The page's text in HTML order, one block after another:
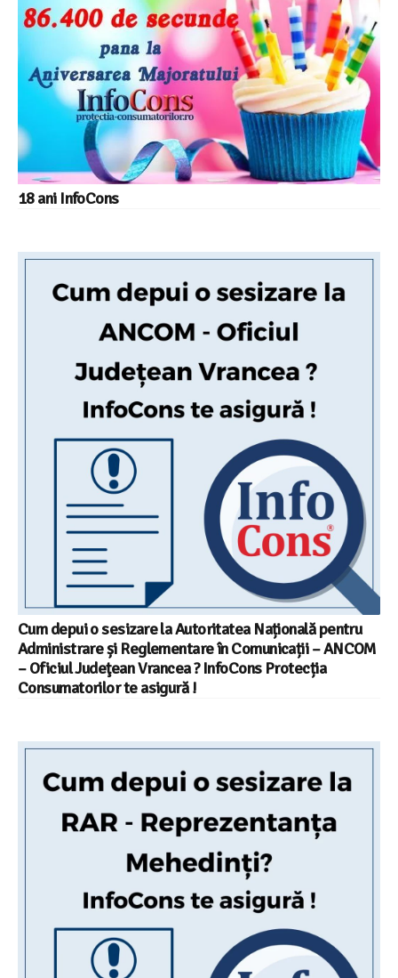
18 ani InfoCons
Cum depui o sesizare la Autoritatea Națională pentru
Administrare și Reglementare în Comunicații – ANCOM
– Oficiul Judeţean Vrancea ? InfoCons Protecția
Consumatorilor te asigură !